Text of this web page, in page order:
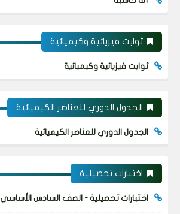
ثوابت فيزيائية وكيميائية
ثوابت فيزيائية وكيميائية
الجدول الدوري للعناصر الكيميائية
الجدول الدوري للعناصر الكيميائية
اختبارات تحصيلية
اختبارات تحصيلية - الصف السادس الأساسي